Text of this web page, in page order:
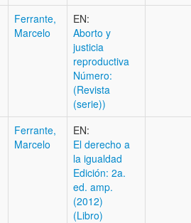
Ferrante,
Marcelo
EN:
Aborto y
justicia
reproductiva
Número:
(Revista
(serie))
Ferrante,
Marcelo
EN:
El derecho a
la igualdad
Edición: 2a.
ed. amp.
(2012)
(Libro)